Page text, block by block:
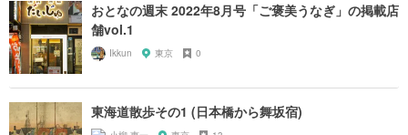
おとなの週末 2022年8月号「ご褒美うなぎ」の掲載店
舗vol.1
Ikkun 東京 0
東海道散歩その1 (日本橋から舞坂宿)